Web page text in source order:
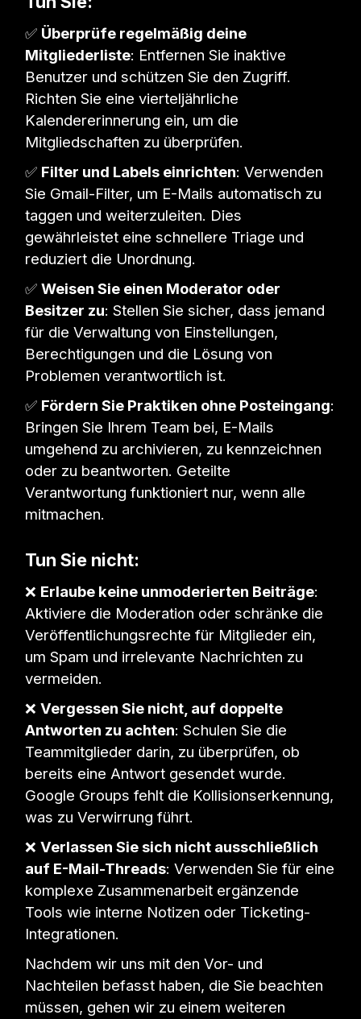
✅ Überprüfe regelmäßig deine
Mitgliederliste: Entfernen Sie inaktive
Benutzer und schützen Sie den Zugriff.
Richten Sie eine vierteljährliche
Kalendererinnerung ein, um die
Mitgliedschaften zu überprüfen.
✅ Filter und Labels einrichten: Verwenden
Sie Gmail-Filter, um E-Mails automatisch zu
taggen und weiterzuleiten. Dies
gewährleistet eine schnellere Triage und
reduziert die Unordnung.
✅Weisen Sie einen Moderator oder
Besitzer zu: Stellen Sie sicher, dass jemand
für die Verwaltung von Einstellungen,
Berechtigungen und die Lösung von
Problemen verantwortlich ist.
✅ Fördern Sie Praktiken ohne Posteingang:
Bringen Sie Ihrem Team bei, E-Mails
umgehend zu archivieren, zu kennzeichnen
oder zu beantworten. Geteilte
Verantwortung funktioniert nur, wenn alle
mitmachen.
Tun Sie nicht:
❌ Erlaube keine unmoderierten Beiträge:
Aktiviere die Moderation oder schränke die
Veröffentlichungsrechte für Mitglieder ein,
um Spam und irrelevante Nachrichten zu
vermeiden.
❌Vergessen Sie nicht, auf doppelte
Antworten zu achten: Schulen Sie die
Teammitglieder darin, zu überprüfen, ob
bereits eine Antwort gesendet wurde.
Google Groups fehlt die Kollisionserkennung,
was zu Verwirrung führt.
❌Verlassen Sie sich nicht ausschließlich
auf E-Mail-Threads: Verwenden Sie für eine
komplexe Zusammenarbeit ergänzende
Tools wie interne Notizen oder Ticketing-
Integrationen.
Nachdem wir uns mit den Vor- und
Nachteilen befasst haben, die Sie beachten
müssen, gehen wir zu einem weiteren